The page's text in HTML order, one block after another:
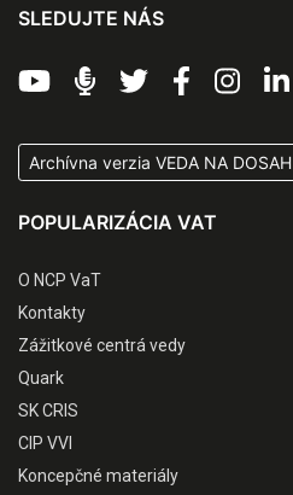
SLEDUJTE NÁS
Archívna verzia VEDA NA DOSAH
POPULARIZÁCIA VAT
O NCP VaT
Kontakty
Zážitkové centrá vedy
Quark
SK CRIS
CIP VVI
Koncepčné materiály